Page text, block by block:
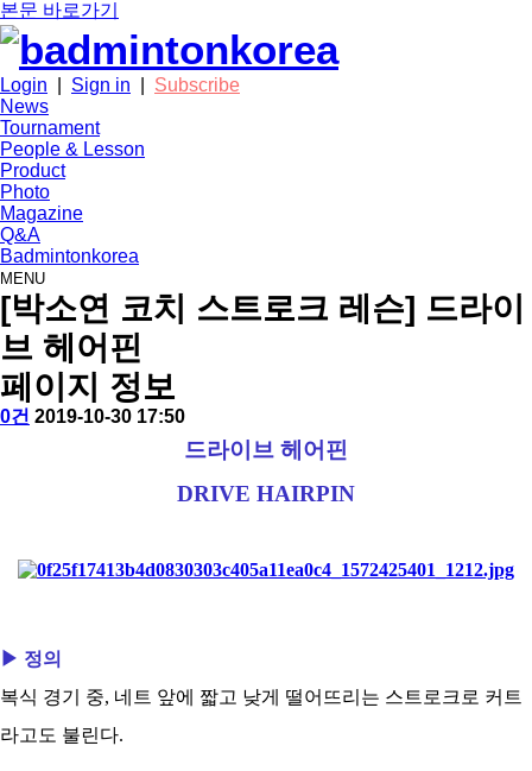
본문 바로가기
Login Sign in
Subscribe
News
Tournament
People & Lesson
Product
Photo
Magazine
Q&A
Badmintonkorea
MENU
people
[박소연 코치 스트로크 레슨] 드라이
브 헤어핀
페이지 정보
작
배
댓
0건 작
2019-10-30 17:50
드라이브 헤어핀
DRIVE HAIRPIN
▶ 정의
복식 경기 중, 네트 앞에 짧고 낮게 떨어뜨리는 스트로크로 커트
라고도 불린다.